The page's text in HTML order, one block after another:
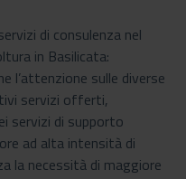
di consulenza nel
in Basilicata:
l’attenzione sulle diverse
servizi offerti,
servizi di supporto
ad alta intensità di
la necessità di maggiore